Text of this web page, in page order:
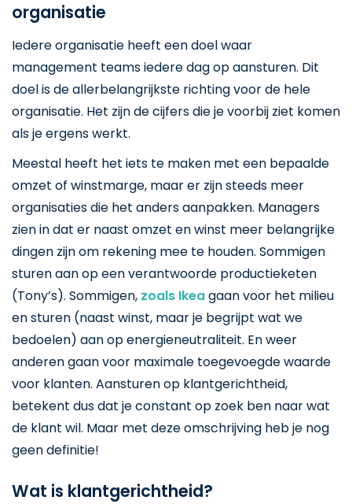
organisatie
Iedere organisatie heeft een doel waar
management teams iedere dag op aansturen. Dit
doel is de allerbelangrijkste richting voor de hele
organisatie. Het zijn de cijfers die je voorbij ziet komen
als je ergens werkt.
Meestal heeft het iets te maken met een bepaalde
omzet of winstmarge, maar er zijn steeds meer
organisaties die het anders aanpakken. Managers
zien in dat er naast omzet en winst meer belangrijke
dingen zijn om rekening mee te houden. Sommigen
sturen aan op een verantwoorde productieketen
(Tony’s). Sommigen, zoals Ikeagaan voor het milieu
en sturen (naast winst, maar je begrijpt wat we
bedoelen) aan op energieneutraliteit. En weer
anderen gaan voor maximale toegevoegde waarde
voor klanten. Aansturen op klantgerichtheid,
betekent dus dat je constant op zoek ben naar wat
de klant wil. Maar met deze omschrijving heb je nog
geen definitie!
Wat is klantgerichtheid?